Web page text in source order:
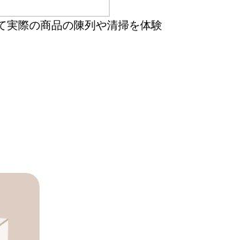
実際の商品の陳列や清掃を体験